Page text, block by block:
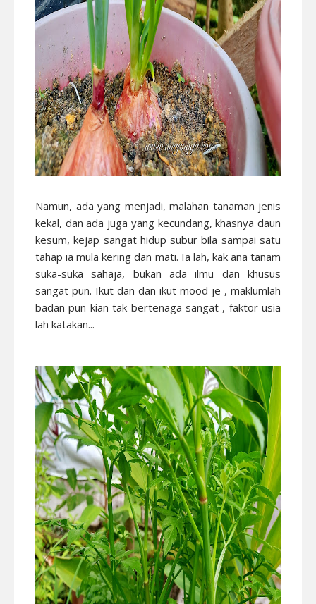
Namun, ada yang menjadi, malahan tanaman jenis
kekal, dan ada juga yang kecundang, khasnya daun
kesum, kejap sangat hidup subur bila sampai satu
tahap ia mula kering dan mati. Ia lah, kak ana tanam
suka-suka sahaja, bukan ada ilmu dan khusus
sangat pun. Ikut dan dan ikut mood je , maklumlah
badan pun kian tak bertenaga sangat , faktor usia
lah katakan...